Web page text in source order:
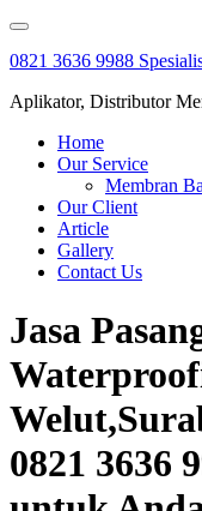
Skip
content
0821 3636 9988
Aplikator, Distributor
Home
Our Service
Membran
Our Client
Article
Gallery
Contact Us
Jasa
0821 3636